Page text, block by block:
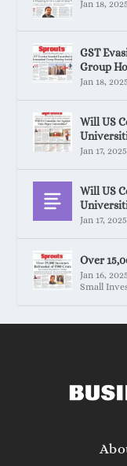
Jan 18, 2025
GST
Group
Jan 18, 2025
Will US
Jan 17, 2025
Will US
Jan 17, 2025
Over
Jan 16, 2025
Small